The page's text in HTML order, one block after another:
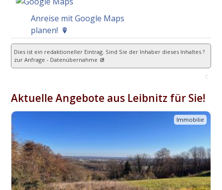
Anreise mit Google Maps
planen!
Dies ist ein redaktioneller Eintrag. Sind Sie der Inhaber dieses Inhaltes ?
zur Anfrage - Datenübernahme
C
Aktuelle Angebote aus Leibnitz für Sie!
Immobilie